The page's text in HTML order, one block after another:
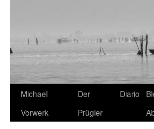
Zum
Inhalt
Michael
Vorwerk
Der
Prügler
Diario